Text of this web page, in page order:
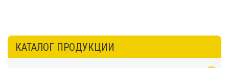
КАТАЛОГ ПРОДУКЦИИ